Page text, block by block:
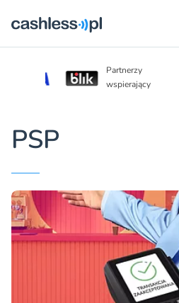
Partnerzy
wspierający
PSP